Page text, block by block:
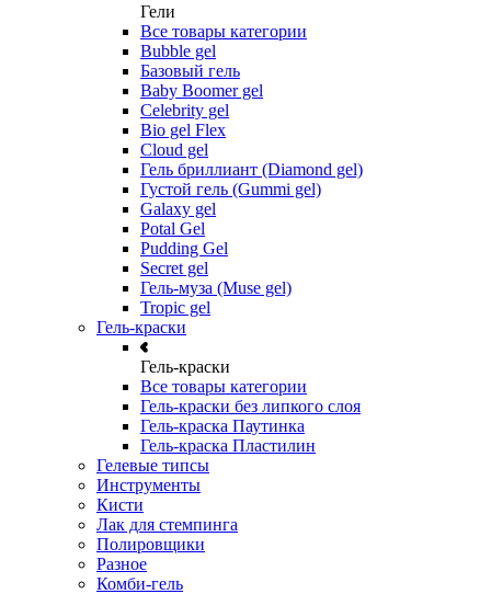
Гели
Все товары категории
Bubble gel
Базовый гель
Baby Boomer gel
Celebrity gel
Bio gel Flex
Cloud gel
Гель бриллиант (Diamond gel)
Густой гель (Gummi gel)
Galaxy gel
Potal Gel
Pudding Gel
Secret gel
Гель-муза (Muse gel)
Tropic gel
Гель-краски
Гель-краски
Все товары категории
Гель-краски без липкого слоя
Гель-краска Паутинка
Гель-краска Пластилин
Гелевые типсы
Инструменты
Кисти
Лак для стемпинга
Полировщики
Разное
Комби-гель